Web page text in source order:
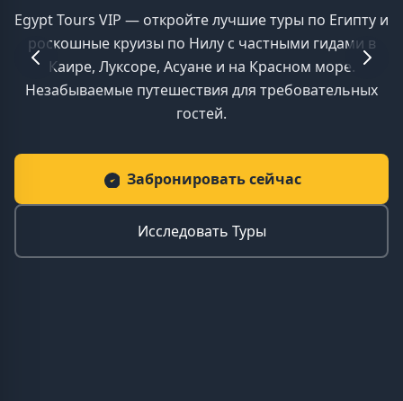
Egypt Tours VIP — откройте лучшие туры по Египту и
роскошные круизы по Нилу с частными гидами в
Каире, Луксоре, Асуане и на Красном море.
Незабываемые путешествия для требовательных
гостей.
Забронировать сейчас
Исследовать Туры